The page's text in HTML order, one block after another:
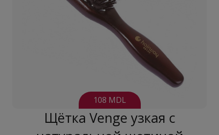
108 MDL
Щётка Venge узкая с